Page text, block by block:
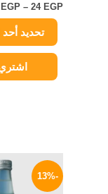
24 EGP
–
EGP
تحديد أحد
صفحة
المنتج
-13%
السعر
الأصلي